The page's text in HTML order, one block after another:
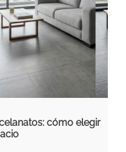
cómo elegir